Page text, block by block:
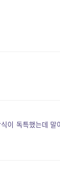
이 독특했는데 말